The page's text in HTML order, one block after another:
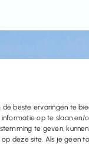
de beste ervaringen te
op te slaan en/
te geven,
op deze site. Als je geen